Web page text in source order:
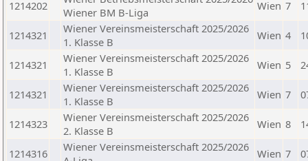
1214202
Wiener BM B-Liga
Wien 7
1214321
Wiener Vereinsmeisterschaft 2025/2026
1. Klasse B
Wien 4
1214321
Wiener Vereinsmeisterschaft 2025/2026
1. Klasse B
Wien 5
1214321
Wiener Vereinsmeisterschaft 2025/2026
1. Klasse B
Wien 7
1214323
Wiener Vereinsmeisterschaft 2025/2026
2. Klasse B
Wien 8
1214316
Wiener Vereinsmeisterschaft 2025/2026 Wien 7